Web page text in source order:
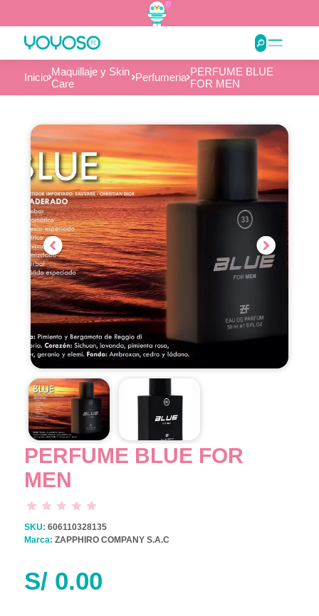
Inicio Maquillaje y Skin
Care
Perfumeria PERFUME BLUE
FOR MEN
PERFUME BLUE FOR
MEN
SKU: 606110328135
Marca: ZAPPHIRO COMPANY S.A.C
S/0.00